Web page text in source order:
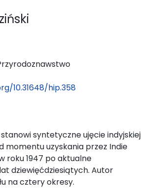
10.31648/hip.358
syntetyczne ujęcie indyjskiej
momentu uzyskania przez Indie
roku 1947 po aktualne
dziewięćdziesiątych. Autor
na cztery okresy.